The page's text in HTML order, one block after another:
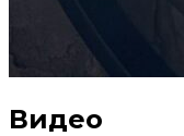
Видео